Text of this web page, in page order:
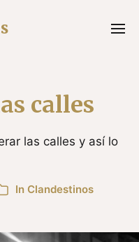
calles
las calles y así lo
In Clandestinos